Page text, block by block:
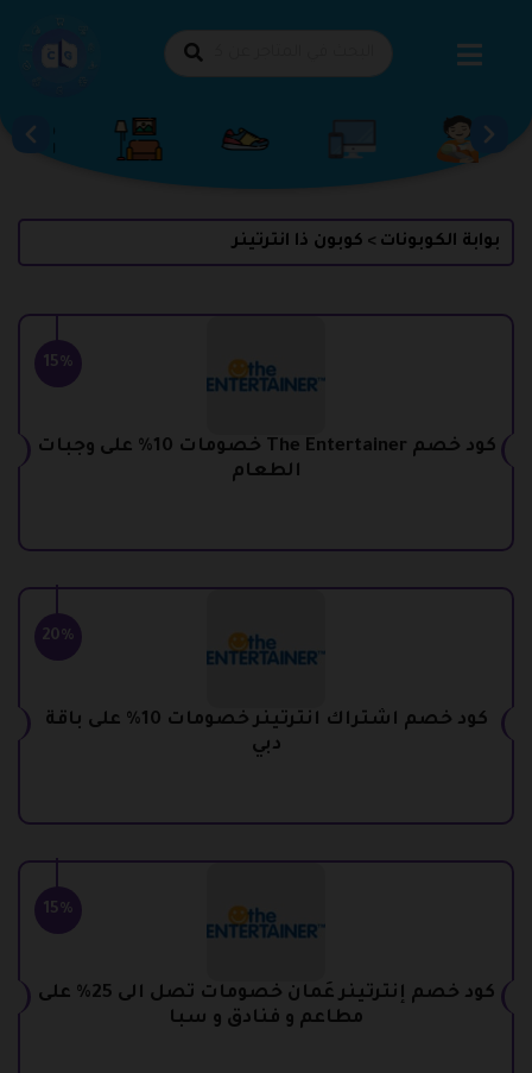
بوابة الكوبونات > كوبون ذا انترتينر
15%
كود خصم The Entertainer خصومات 10% على وجبات
الطعام
20%
كود خصم اشتراك انترتينر خصومات 10% على باقة
دبي
15%
كود خصم إنترتينر عُمان خصومات تصل الى 25% على
مطاعم و فنادق و سبا